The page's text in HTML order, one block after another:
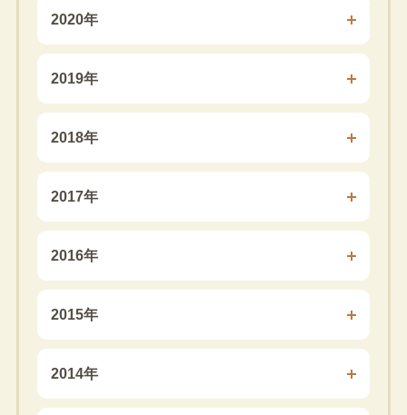
2020年
2019年
2018年
2017年
2016年
2015年
2014年